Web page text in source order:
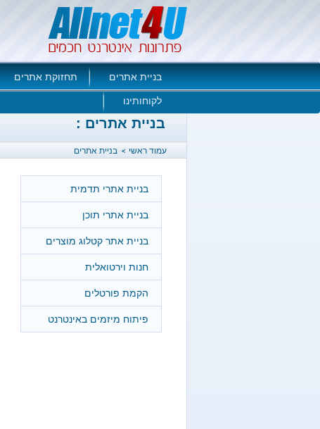
בניית אתרים תחזוקת אתרים
לקוחותינו
בניית אתרים :
עמוד ראשי בניית אתרים
בניית אתרי תדמית
בניית אתרי תוכן
בניית אתר קטלוג מוצרים
חנות וירטואלית
הקמת פורטלים
פיתוח מיזמים באינטרנט